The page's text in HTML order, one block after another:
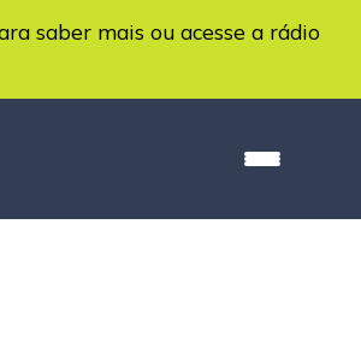
saber mais ou acesse a rádio